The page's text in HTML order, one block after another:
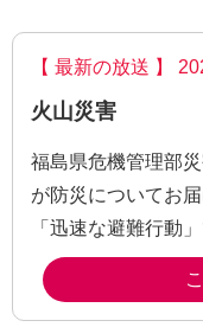
【 最新の放送 】
火山災害
福島県危機管理部
が防災についてお
「迅速な避難行動」